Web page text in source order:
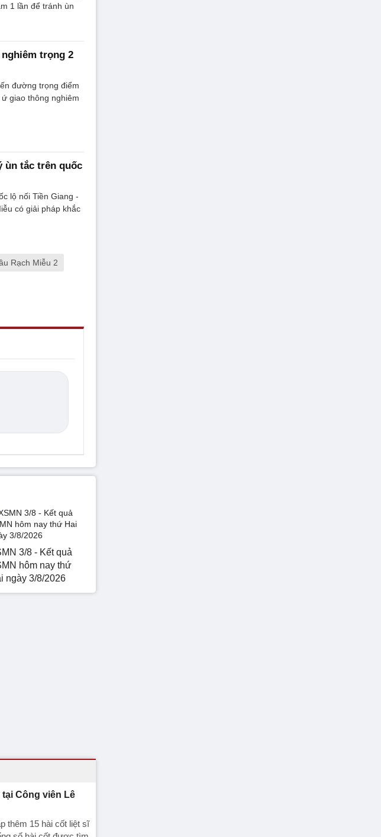
1 lần để tránh ùn
trọng 2
đường trọng điểm
giao thông nghiêm
ùn tắc trên quốc
lộ nối Tiền Giang -
có giải pháp khắc
Rạch Miễu 2
3/8 - Kết quả
hôm nay thứ
ngày 3/8/2026
Công viên Lê
thêm 15 hài cốt liệt sĩ